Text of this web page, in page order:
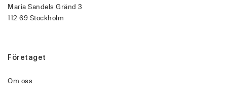
Maria Sandels Gränd 3
112 69 Stockholm
Företaget
Om oss